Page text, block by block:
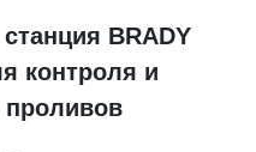
BRADY
контроля и
проливов